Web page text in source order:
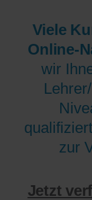
Viele
Online-
wir
zur
Jetzt